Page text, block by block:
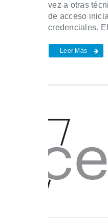
vez a otras
de acceso
credenciales.
Leer Más